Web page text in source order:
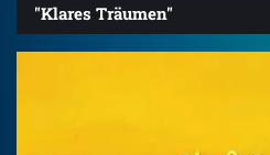
"Klares Träumen"